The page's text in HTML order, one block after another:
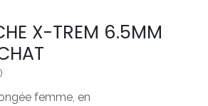
X-TREM 6.5MM
femme, en